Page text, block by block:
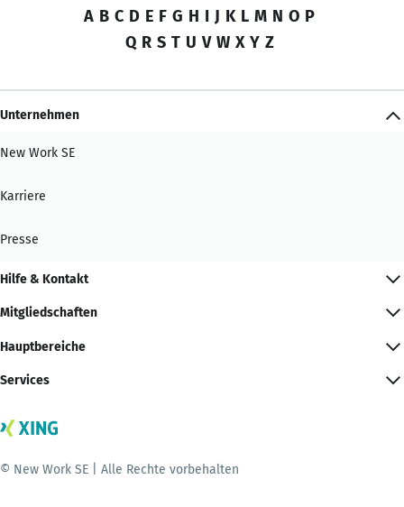
A B C D E F G H I J K L M N O P
Q R S T U V W X Y Z
Unternehmen
New Work SE
Karriere
Presse
Hilfe & Kontakt
Mitgliedschaften
Hauptbereiche
Services
© New Work SE | Alle Rechte vorbehalten